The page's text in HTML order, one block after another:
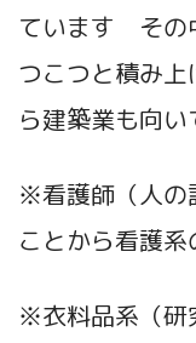
ています その
つこつと積み
ら建築業も向い
※看護師（人の
ことから看護系
※衣料品系（研